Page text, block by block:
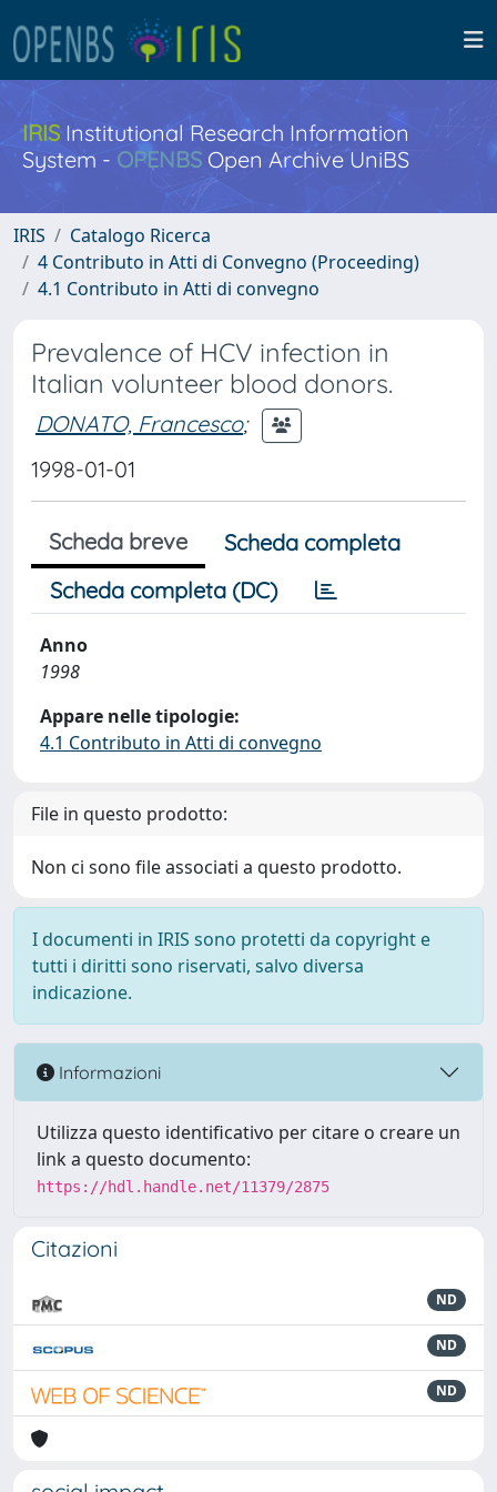
IRISInstitutional Research Information
System - OPENBS Open Archive UniBS
IRIS
Catalogo Ricerca
4 Contributo in Atti di Convegno (Proceeding)
4.1 Contributo in Atti di convegno
Prevalence of HCV infection in
Italian volunteer blood donors.
DONATO, Francesco;
1998-01-01
Scheda breve
Scheda completa
Scheda completa (DC)
Anno
1998
Appare nelle tipologie:
4.1 Contributo in Atti di convegno
File in questo prodotto:
Non ci sono file associati a questo prodotto.
I documenti in IRIS sono protetti da copyright e
tutti i diritti sono riservati, salvo diversa
indicazione.
Informazioni
Utilizza questo identificativo per citare o creare un
link a questo documento:
https://hdl.handle.net/11379/2875
Citazioni
ND
ND
ND